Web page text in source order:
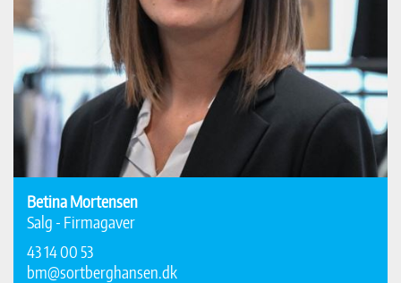
Betina Mortensen
Salg - Firmagaver
43 14 00 53
bm@sortberghansen.dk